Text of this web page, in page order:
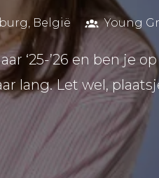
, België Young
‘25-’26 en ben je
lang. Let wel,